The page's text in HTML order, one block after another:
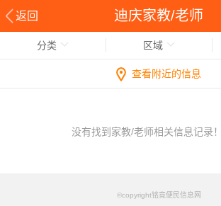
返回 迪庆家教/老师
分类 区域
查看附近的信息
没有找到家教/老师相关信息记录！
©copyright铭竟便民信息网